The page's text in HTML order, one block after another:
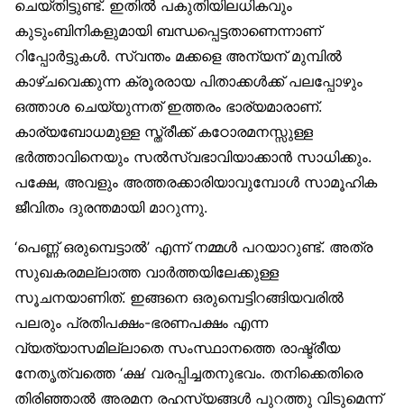
ചെയ്തിട്ടുണ്ട്. ഇതിൽ പകുതിയിലധികവും
കുടുംബിനികളുമായി ബന്ധപ്പെട്ടതാണെന്നാണ്
റിപ്പോർട്ടുകൾ. സ്വന്തം മക്കളെ അന്യന് മുമ്പിൽ
കാഴ്ചവെക്കുന്ന ക്രൂരരായ പിതാക്കൾക്ക് പലപ്പോഴും
ഒത്താശ ചെയ്യുന്നത് ഇത്തരം ഭാര്യമാരാണ്.
കാര്യബോധമുള്ള സ്ത്രീക്ക് കഠോരമനസ്സുള്ള
ഭർത്താവിനെയും സൽസ്വഭാവിയാക്കാൻ സാധിക്കും.
പക്ഷേ, അവളും അത്തരക്കാരിയാവുമ്പോൾ സാമൂഹിക
ജീവിതം ദുരന്തമായി മാറുന്നു.
‘പെണ്ണ് ഒരുമ്പെട്ടാൽ’ എന്ന് നമ്മൾ പറയാറുണ്ട്. അത്ര
സുഖകരമല്ലാത്ത വാർത്തയിലേക്കുള്ള
സൂചനയാണിത്. ഇങ്ങനെ ഒരുമ്പെട്ടിറങ്ങിയവരിൽ
പലരും പ്രതിപക്ഷം-ഭരണപക്ഷം എന്ന
വ്യത്യാസമില്ലാതെ സംസ്ഥാനത്തെ രാഷ്ട്രീയ
നേതൃത്വത്തെ ‘ക്ഷ’ വരപ്പിച്ചതനുഭവം. തനിക്കെതിരെ
തിരിഞ്ഞാൽ അരമന രഹസ്യങ്ങൾ പുറത്തു വിടുമെന്ന്